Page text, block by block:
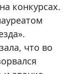
конкурсах.
что во